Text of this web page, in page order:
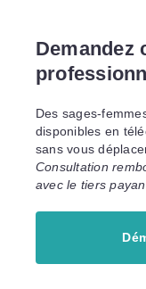
Demandez
Des sages-
disponibles en
sans vous
Consultation
avec le tiers